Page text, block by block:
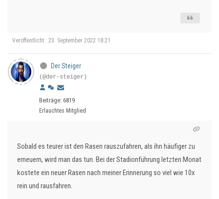
Veröffentlicht : 23. September 2022 18:21
Der Steiger
(@der-steiger)
Beiträge: 6819
Erlauchtes Mitglied
Sobald es teurer ist den Rasen rauszufahren, als ihn häufiger zu
erneuern, wird man das tun. Bei der Stadionführung letzten Monat
kostete ein neuer Rasen nach meiner Erinnerung so viel wie 10x
rein und rausfahren.